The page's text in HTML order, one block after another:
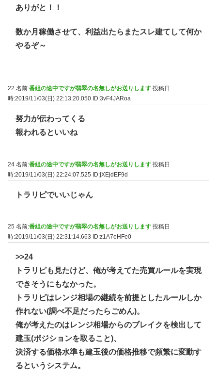
ありがと！！
数か月稼働させて、利益出たらまたスレ建てして何か
やるぞ～
22 名前:番組の途中ですが翡翠の名無しがお送りします 投稿日
時:2019/11/03(日) 22:13:20.050 ID:3vF4JARoa
努力が伝わってくる
報われるといいね
24 名前:番組の途中ですが翡翠の名無しがお送りします 投稿日
時:2019/11/03(日) 22:24:07.525 ID:jXEjdEF9d
トラリピでいいじゃん
25 名前:番組の途中ですが翡翠の名無しがお送りします 投稿日
時:2019/11/03(日) 22:31:14.663
ID:z1A7eHFe0
>>24
トラリピも見たけど、俺が考えてた売買ルールを実現
できそうにもなかった。
トラリピはレンジ相場の継続を前提としたルールしか
作れない(調べ不足だったらごめん)。
俺が考えたのはレンジ相場からのブレイクを検出して
建玉(ポジションを取ること)、
決済する価格水準も建玉後の価格推移で頻繁に変動す
るというシステム。